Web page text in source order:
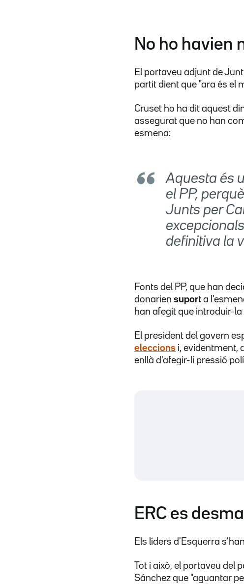
No ho havien
El portaveu adjunt de
partit dient que "ara és el
Cruset ho ha dit aquest
assegurat que no han
esmena:
Aquesta és
el PP,
Junts per
definitiva la
Fonts del PP, que han
donarien suport a
han afegit que introduir-
El president del govern
eleccions i, evidentment,
enllà d'afegir-li pressió
ERC es
Els líders d'Esquerra
Tot i això, el portaveu del
Sánchez que "aguantar